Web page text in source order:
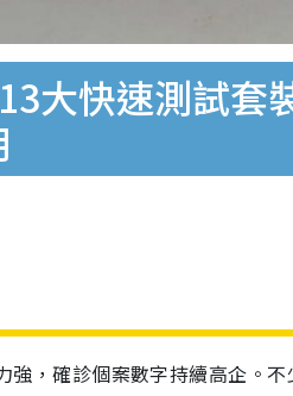
13大快速測試
，確診個案數字持續高企。